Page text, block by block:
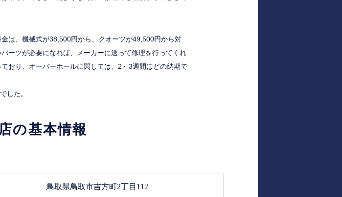
は、機械式が38,500円から、クオーツが49,500円から対
ーツが必要になれば、メーカーに送って修理を行ってくれ
おり、オーバーホールに関しては、2～3週間ほどの納期で
した。
の基本情報
鳥取県鳥取市吉方町2丁目112